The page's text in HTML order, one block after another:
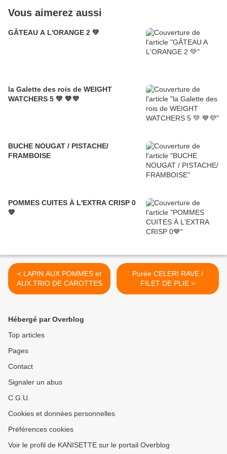
Vous aimerez aussi
GÂTEAU A L'ORANGE 2 💚
la Galette des rois de WEIGHT
WATCHERS 5 💚 💙💜
BUCHE NOUGAT / PISTACHE/
FRAMBOISE
POMMES CUITES À L'EXTRA CRISP 0
💙
< LAPIN AUX POMMES et
AUX TRIO DE CAROTTES
Purée CELERI RAVE /
FILET DE PLIE >
Hébergé par Overblog
Top articles
Pages
Contact
Signaler un abus
C.G.U.
Cookies et données personnelles
Préférences cookies
Voir le profil de KANISETTE sur le portail Overblog